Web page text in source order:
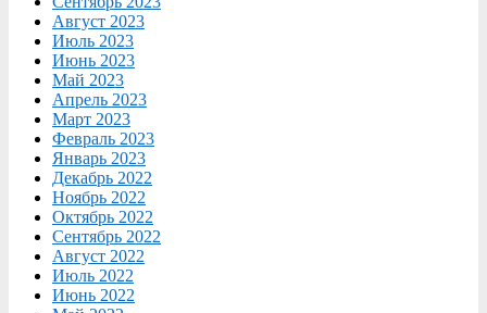
Август 2023
Июль 2023
Июнь 2023
Май 2023
Апрель 2023
Март 2023
Февраль 2023
Январь 2023
Декабрь 2022
Ноябрь 2022
Октябрь 2022
Сентябрь 2022
Август 2022
Июль 2022
Июнь 2022